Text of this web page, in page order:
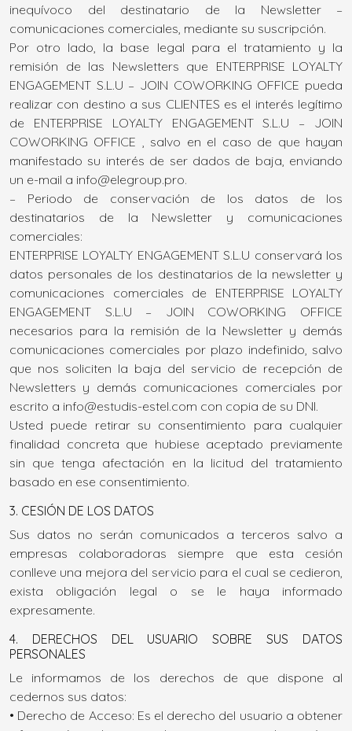
inequívoco del destinatario de la Newsletter –
comunicaciones comerciales, mediante su suscripción.
Por otro lado, la base legal para el tratamiento y la
remisión de las Newsletters que ENTERPRISE LOYALTY
ENGAGEMENT S.L.U – JOIN COWORKING OFFICE pueda
realizar con destino a sus CLIENTES es el interés legítimo
de ENTERPRISE LOYALTY ENGAGEMENT S.L.U – JOIN
COWORKING OFFICE , salvo en el caso de que hayan
manifestado su interés de ser dados de baja, enviando
un e-mail a info@elegroup.pro.
– Periodo de conservación de los datos de los
destinatarios de la Newsletter y comunicaciones
comerciales:
ENTERPRISE LOYALTY ENGAGEMENT S.L.U conservará los
datos personales de los destinatarios de la newsletter y
comunicaciones comerciales de ENTERPRISE LOYALTY
ENGAGEMENT S.L.U – JOIN COWORKING OFFICE
necesarios para la remisión de la Newsletter y demás
comunicaciones comerciales por plazo indefinido, salvo
que nos soliciten la baja del servicio de recepción de
Newsletters y demás comunicaciones comerciales por
escrito a info@estudis-estel.com con copia de su DNI.
Usted puede retirar su consentimiento para cualquier
finalidad concreta que hubiese aceptado previamente
sin que tenga afectación en la licitud del tratamiento
basado en ese consentimiento.
3. CESIÓN DE LOS DATOS
Sus datos no serán comunicados a terceros salvo a
empresas colaboradoras siempre que esta cesión
conlleve una mejora del servicio para el cual se cedieron,
exista obligación legal o se le haya informado
expresamente.
4. DERECHOS DEL USUARIO SOBRE SUS DATOS
PERSONALES
Le informamos de los derechos de que dispone al
cedernos sus datos:
• Derecho de Acceso: Es el derecho del usuario a obtener